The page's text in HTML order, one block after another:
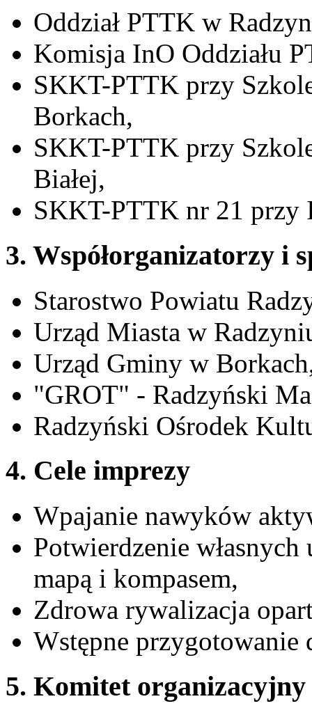
Oddział PTTK w
Komisja InO Oddziału
SKKT-PTTK przy
Borkach,
SKKT-PTTK przy
Białej,
SKKT-PTTK nr 21 przy
3. Współorganizatorzy i
Starostwo Powiatu
Urząd Miasta w
Urząd Gminy w
"GROT" - Radzyński
Radzyński Ośrodek
4. Cele imprezy
Wpajanie nawyków
Potwierdzenie
mapą i kompasem,
Zdrowa rywalizacja
Wstępne
5. Komitet organizacyjny